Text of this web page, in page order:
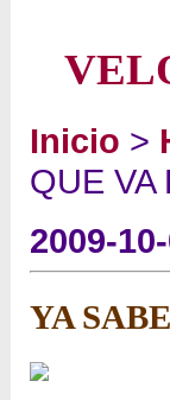
Inicio >
QUE VA
2009-
YA